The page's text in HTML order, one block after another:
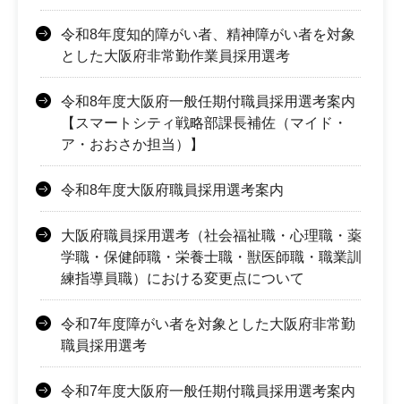
令和8年度知的障がい者、精神障がい者を対象
とした大阪府非常勤作業員採用選考
令和8年度大阪府一般任期付職員採用選考案内
【スマートシティ戦略部課長補佐（マイド・
ア・おおさか担当）】
令和8年度大阪府職員採用選考案内
大阪府職員採用選考（社会福祉職・心理職・薬
学職・保健師職・栄養士職・獣医師職・職業訓
練指導員職）における変更点について
令和7年度障がい者を対象とした大阪府非常勤
職員採用選考
令和7年度大阪府一般任期付職員採用選考案内